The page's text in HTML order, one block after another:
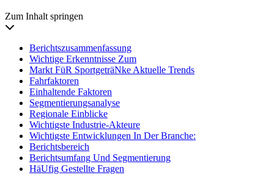
Zum Inhalt springen
Berichtszusammenfassung
Wichtige Erkenntnisse Zum
Markt FüR SportgeträNke Aktuelle Trends
Fahrfaktoren
Einhaltende Faktoren
Segmentierungsanalyse
Regionale Einblicke
Wichtigste Industrie-Akteure
Wichtigste Entwicklungen In Der Branche:
Berichtsbereich
Berichtsumfang Und Segmentierung
HäUfig Gestellte Fragen